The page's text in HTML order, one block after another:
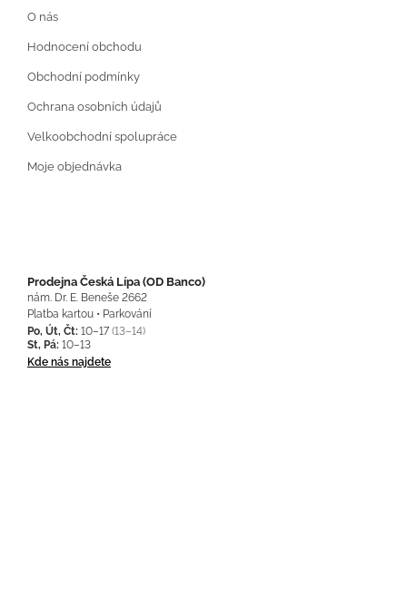
O nás
Hodnocení obchodu
Obchodní podmínky
Ochrana osobních údajů
Velkoobchodní spolupráce
Moje objednávka
Prodejna Česká Lípa (OD Banco)
nám. Dr. E. Beneše 2662
Platba kartou • Parkování
Po, Út, Čt: 10–17 (13–14)
St, Pá: 10–13
Kde nás najdete